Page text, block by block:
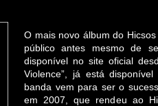
O mais novo álbum do
público antes mesmo de
disponível no site oficial
Violence”, já está
banda vem para ser o
em 2007, que rendeu ao